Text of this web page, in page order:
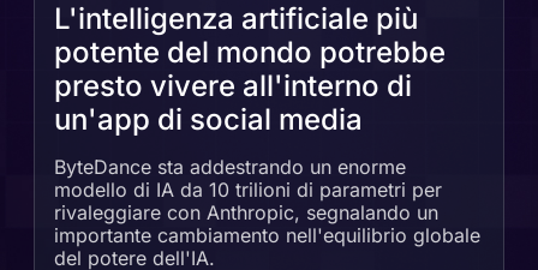
L'intelligenza artificiale più
potente del mondo potrebbe
presto vivere all'interno di
un'app di social media
ByteDance sta addestrando un enorme
modello di IA da 10 trilioni di parametri per
rivaleggiare con Anthropic, segnalando un
importante cambiamento nell'equilibrio globale
del potere dell'IA.